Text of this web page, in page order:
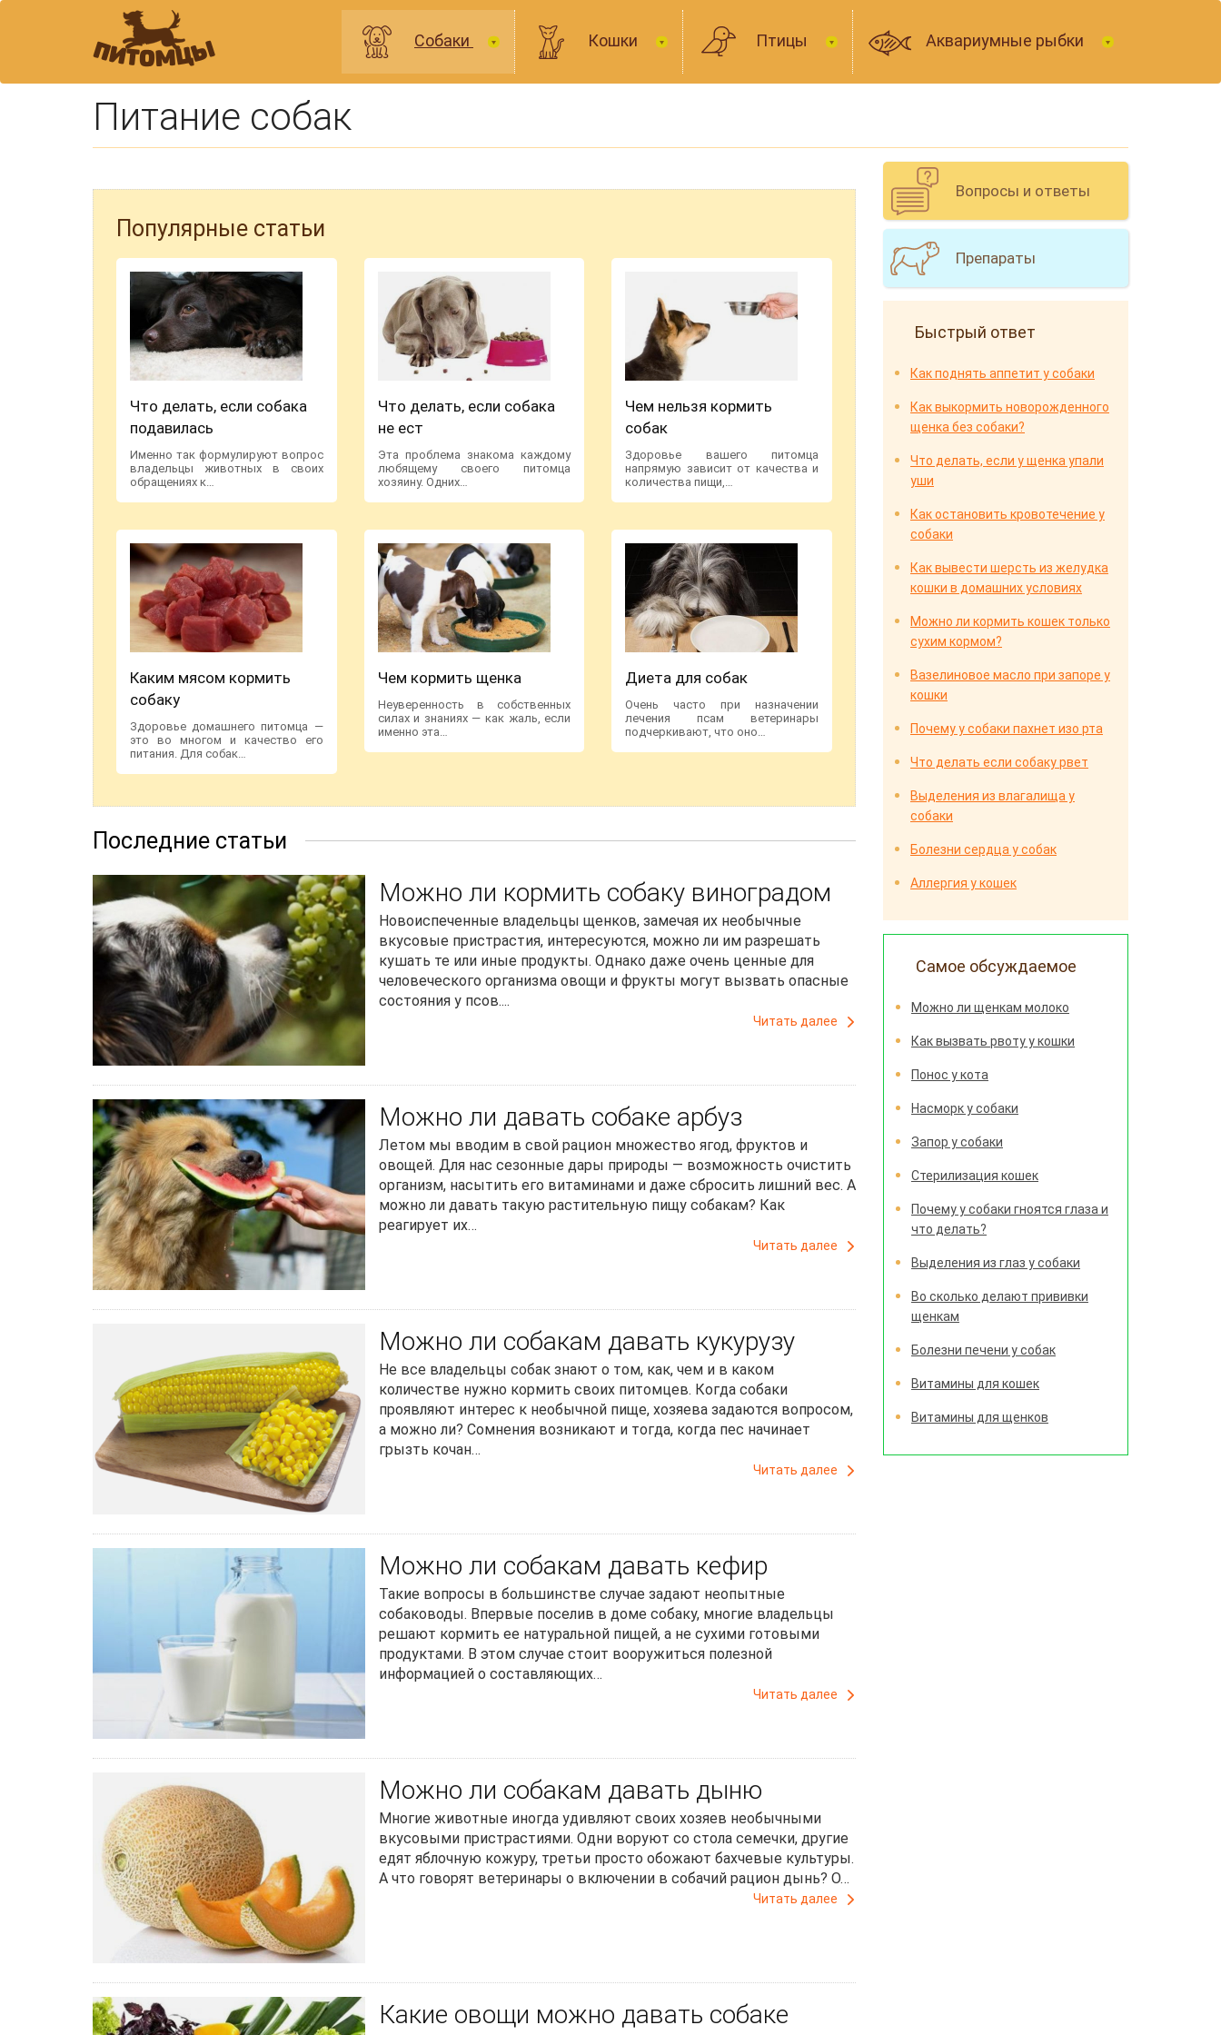
Собаки Кошки Птицы Аквариумные рыбки
Питание собак
Популярные статьи
Что делать, если собака
подавилась
Именно так формулируют вопрос
владельцы животных в своих
обращениях к…
Что делать, если собака
не ест
Эта проблема знакома каждому
любящему своего питомца
хозяину. Одних…
Чем нельзя кормить
собак
Здоровье вашего питомца
напрямую зависит от качества и
количества пищи,…
Каким мясом кормить
собаку
Здоровье домашнего питомца —
это во многом и качество его
питания. Для собак…
Чем кормить щенка
Неуверенность в собственных
силах и знаниях — как жаль, если
именно эта…
Диета для собак
Очень часто при назначении
лечения псам ветеринары
подчеркивают, что оно…
Последние статьи
Можно ли кормить собаку виноградом
Новоиспеченные владельцы щенков, замечая их необычные
вкусовые пристрастия, интересуются, можно ли им разрешать
кушать те или иные продукты. Однако даже очень ценные для
человеческого организма овощи и фрукты могут вызвать опасные
состояния у псов....
Читать далее
Можно ли давать собаке арбуз
Летом мы вводим в свой рацион множество ягод, фруктов и
овощей. Для нас сезонные дары природы — возможность очистить
организм, насытить его витаминами и даже сбросить лишний вес. А
можно ли давать такую растительную пищу собакам? Как
реагирует их…
Читать далее
Можно ли собакам давать кукурузу
Не все владельцы собак знают о том, как, чем и в каком
количестве нужно кормить своих питомцев. Когда собаки
проявляют интерес к необычной пище, хозяева задаются вопросом,
а можно ли? Сомнения возникают и тогда, когда пес начинает
грызть кочан…
Читать далее
Можно ли собакам давать кефир
Такие вопросы в большинстве случае задают неопытные
собаководы. Впервые поселив в доме собаку, многие владельцы
решают кормить ее натуральной пищей, а не сухими готовыми
продуктами. В этом случае стоит вооружиться полезной
информацией о составляющих…
Читать далее
Можно ли собакам давать дыню
Многие животные иногда удивляют своих хозяев необычными
вкусовыми пристрастиями. Одни воруют со стола семечки, другие
едят яблочную кожуру, третьи просто обожают бахчевые культуры.
А что говорят ветеринары о включении в собачий рацион дынь? О…
Читать далее
Какие овощи можно давать собаке
Вопросы и ответы
Препараты
Быстрый ответ
Как поднять аппетит у собаки
Как выкормить новорожденного
щенка без собаки?
Что делать, если у щенка упали
уши
Как остановить кровотечение у
собаки
Как вывести шерсть из желудка
кошки в домашних условиях
Можно ли кормить кошек только
сухим кормом?
Вазелиновое масло при запоре у
кошки
Почему у собаки пахнет изо рта
Что делать если собаку рвет
Выделения из влагалища у
собаки
Болезни сердца у собак
Аллергия у кошек
Самое обсуждаемое
Можно ли щенкам молоко
Как вызвать рвоту у кошки
Понос у кота
Насморк у собаки
Запор у собаки
Стерилизация кошек
Почему у собаки гноятся глаза и
что делать?
Выделения из глаз у собаки
Во сколько делают прививки
щенкам
Болезни печени у собак
Витамины для кошек
Витамины для щенков